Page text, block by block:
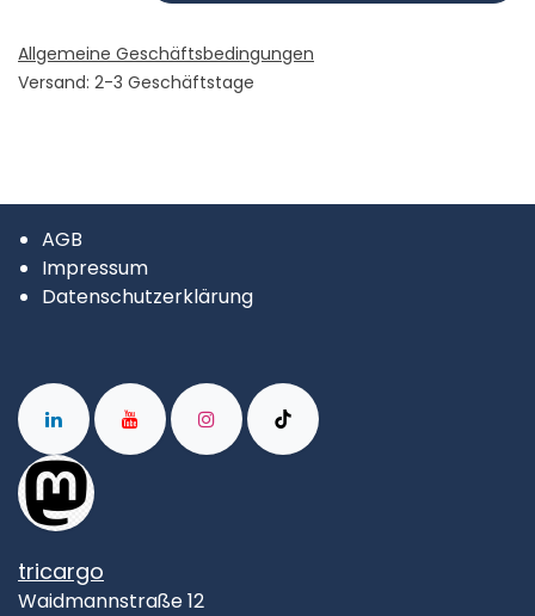
Allgemeine Geschäftsbedingungen
Versand: 2-3 Geschäftstage
AGB
Impressum
Datenschutzerklärung
tricargo
Waidmannstraße 12